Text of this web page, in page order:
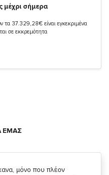
μέχρι σήμερα
τα 37.329,28€ είναι εγκεκριμένα
σε εκκρεμότητα
ΕΜΑΣ
δυνατότητα να κάνουμε